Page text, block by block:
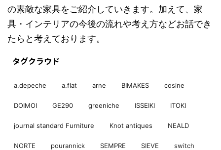
の素敵な家具をご紹介していきます。加えて、家
具・インテリアの今後の流れや考え方などお話でき
たらと考えております。
タグクラウド
a.depeche a.flat arne BIMAKES cosine
DOIMOI GE290 greeniche ISSEIKI ITOKI
journal standard Furniture Knot antiques NEALD
NORTE pourannick SEMPRE SIEVE switch